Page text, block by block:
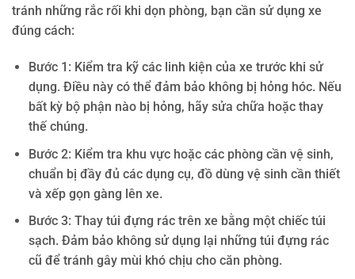
tránh những rắc rối khi dọn phòng, bạn cần sử dụng xe
đúng cách:
Bước 1: Kiểm tra kỹ các linh kiện của xe trước khi sử
dụng. Điều này có thể đảm bảo không bị hỏng hóc. Nếu
bất kỳ bộ phận nào bị hỏng, hãy sửa chữa hoặc thay
thế chúng.
Bước 2: Kiểm tra khu vực hoặc các phòng cần vệ sinh,
chuẩn bị đầy đủ các dụng cụ, đồ dùng vệ sinh cần thiết
và xếp gọn gàng lên xe.
Bước 3: Thay túi đựng rác trên xe bằng một chiếc túi
sạch. Đảm bảo không sử dụng lại những túi đựng rác
cũ để tránh gây mùi khó chịu cho căn phòng.